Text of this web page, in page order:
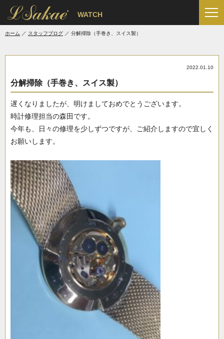
' WATCH
ホーム スタッフブログ 分解掃除（手巻き、スイス製）
2022.01.10
分解掃除（手巻き、スイス製）
遅くなりましたが、明けましておめでとうございます。
時計修理担当の森田です。
今年も、日々の修理を少しずつですが、ご紹介しますので宜しく
お願いします。